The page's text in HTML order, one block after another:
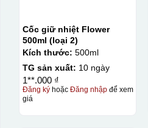
Cốc giữ nhiệt Flower
500ml (loại 2)
Kích thước: 500ml
TG sản xuất: 10 ngày
1**.000 ₫
Đăng kýhoặc Đăng nhậpđể xem
giá